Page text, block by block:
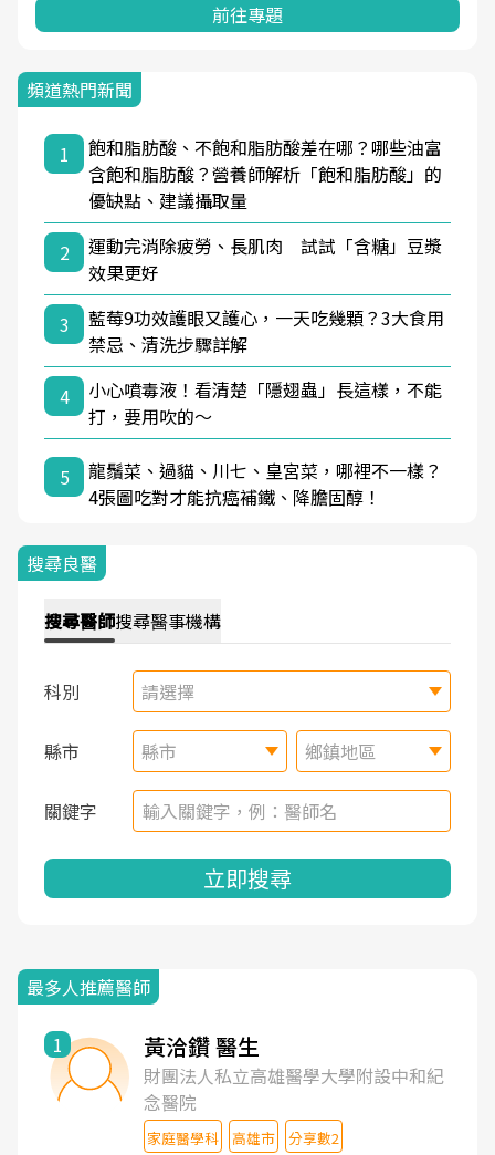
前往專題
頻道熱門新聞
1
飽和脂肪酸、不飽和脂肪酸差在哪？哪些油富
含飽和脂肪酸？營養師解析「飽和脂肪酸」的
優缺點、建議攝取量
2
運動完消除疲勞、長肌肉 試試「含糖」豆漿
效果更好
3
藍莓9功效護眼又護心，一天吃幾顆？3大食用
禁忌、清洗步驟詳解
4
小心噴毒液！看清楚「隱翅蟲」長這樣，不能
打，要用吹的～
5
龍鬚菜、過貓、川七、皇宮菜，哪裡不一樣？
4張圖吃對才能抗癌補鐵、降膽固醇！
搜尋良醫
搜尋醫師搜尋醫事機構
科別 請選擇
縣市 縣市 鄉鎮地區
關鍵字
立即搜尋
最多人推薦醫師
1 黃洽鑽 醫生
財團法人私立高雄醫學大學附設中和紀
念醫院
家庭醫學科 高雄市 分享數2